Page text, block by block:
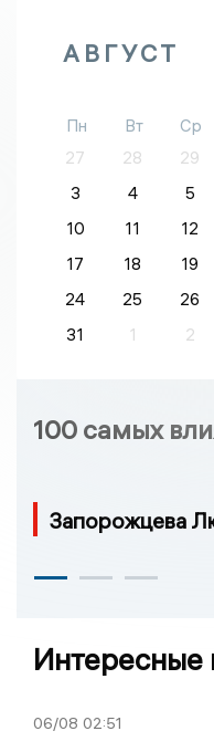
АВГУСТ
Пн Вт Ср
27
28 29
3
4 5
10
11 12
17
18 19
24
25 26
31
1 2
100 самых
Запорожцева
Интересные
06/08 02:51